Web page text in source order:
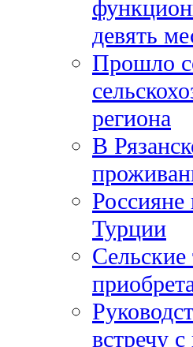
девять
Прошло
региона
В
Россияне
Турции
Сельские
встречу